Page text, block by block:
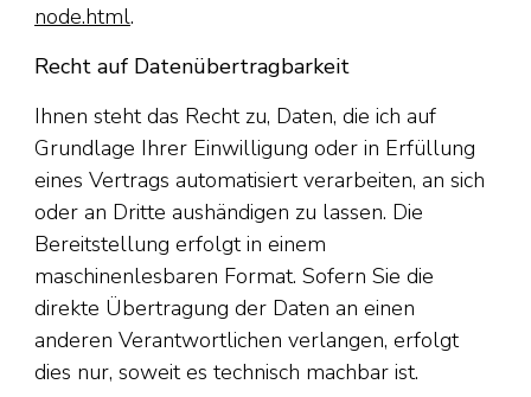
node.html.
Recht auf Datenübertragbarkeit
Ihnen steht das Recht zu, Daten, die ich auf
Grundlage Ihrer Einwilligung oder in Erfüllung
eines Vertrags automatisiert verarbeiten, an sich
oder an Dritte aushändigen zu lassen. Die
Bereitstellung erfolgt in einem
maschinenlesbaren Format. Sofern Sie die
direkte Übertragung der Daten an einen
anderen Verantwortlichen verlangen, erfolgt
dies nur, soweit es technisch machbar ist.